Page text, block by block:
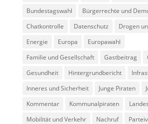
Bundestagswahl
Bürgerrechte und
Chatkontrolle
Datenschutz
Drogen
Energie
Europa
Europawahl
Familie und Gesellschaft
Gastbeitrag
Gesundheit
Hintergrundbericht
Inneres und Sicherheit
Junge Piraten
Kommentar
Kommunalpiraten
Mobilität und Verkehr
Nachruf